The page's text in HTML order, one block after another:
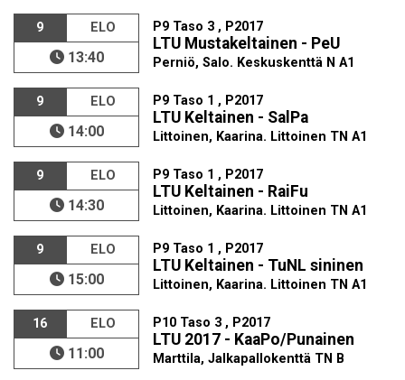
9 ELO
13:40
P9 Taso 3 , P2017
LTU Mustakeltainen - PeU
Perniö, Salo. Keskuskenttä N A1
9 ELO
14:00
P9 Taso 1 , P2017
LTU Keltainen - SalPa
Littoinen, Kaarina. Littoinen TN A1
9 ELO
14:30
P9 Taso 1 , P2017
LTU Keltainen - RaiFu
Littoinen, Kaarina. Littoinen TN A1
9 ELO
15:00
P9 Taso 1 , P2017
LTU Keltainen - TuNL sininen
Littoinen, Kaarina. Littoinen TN A1
16 ELO
11:00
P10 Taso 3 , P2017
LTU 2017 - KaaPo/Punainen
Marttila, Jalkapallokenttä TN B